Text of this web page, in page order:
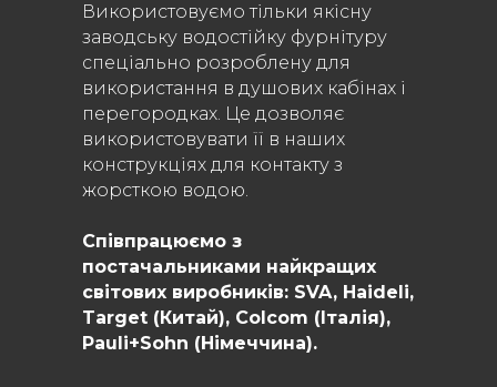
Використовуємо тільки якісну
заводську водостійку фурнітуру
спеціально розроблену для
використання в душових кабінах і
перегородках. Це дозволяє
використовувати її в наших
конструкціях для контакту з
жорсткою водою.
Співпрацюємо з
постачальниками найкращих
світових виробників: SVA, Haideli,
Target (Китай), Colcom (Італія),
Pauli+Sohn (Німеччина).